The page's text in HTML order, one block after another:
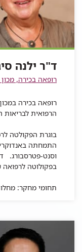
ד"ר ילנה
רופאה בכירה, מכון
רופאה בכירה
הרפואית
בוגרת הפקולטה
התמחתה
וסנט-פטרסבורג.
בפקולוטה לרפואה
תחומי מחקר: